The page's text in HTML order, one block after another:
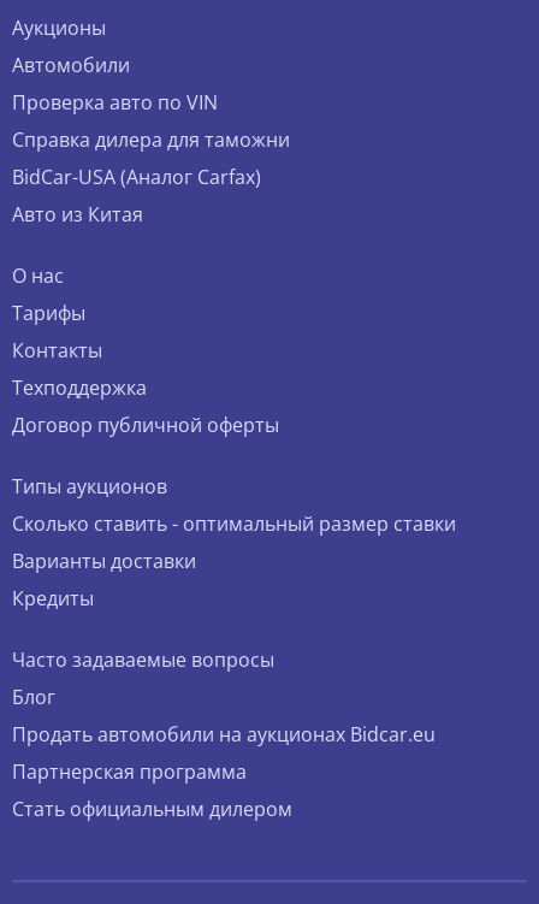
Аукционы
Автомобили
Проверка авто по VIN
Справка дилера для таможни
BidCar-USA (Аналог Carfax)
Авто из Китая
О нас
Тарифы
Контакты
Техподдержка
Договор публичной оферты
Типы аукционов
Сколько ставить - оптимальный размер ставки
Варианты доставки
Кредиты
Часто задаваемые вопросы
Блог
Продать автомобили на аукционах Bidcar.eu
Партнерская программа
Стать официальным дилером